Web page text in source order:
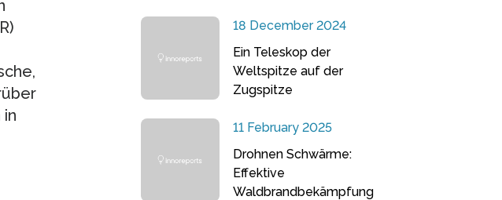
18 December 2024
Ein Teleskop der
Weltspitze auf der
Zugspitze
11 February 2025
Drohnen Schwärme:
Effektive
Waldbrandbekämpfung